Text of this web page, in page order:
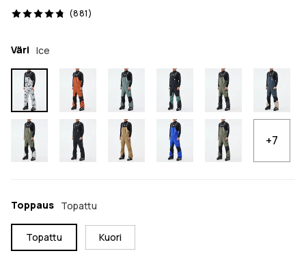
(881)
881 arvostelut, 4.8/5
Väri Ice
+7
Toppaus Topattu
Topattu Kuori